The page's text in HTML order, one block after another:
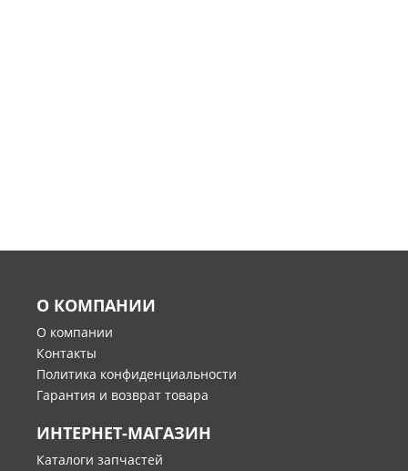
О КОМПАНИИ
О компании
Контакты
Политика конфиденциальности
Гарантия и возврат товара
ИНТЕРНЕТ-МАГАЗИН
Каталоги запчастей